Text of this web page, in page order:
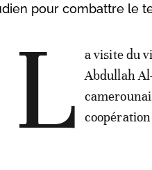
pour combattre le
L
a visite du
Abdullah